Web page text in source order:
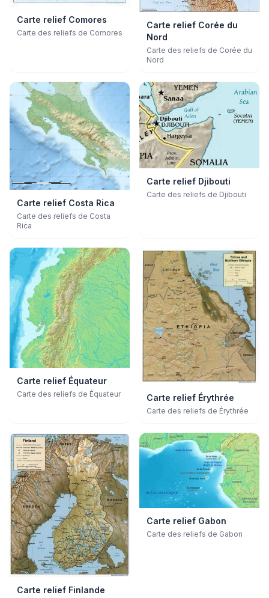
Carte relief Comores
Carte des reliefs de Comores
Carte relief Corée du
Nord
Carte des reliefs de Corée du
Nord
Carte relief Costa Rica
Carte des reliefs de Costa
Rica
Carte relief Djibouti
Carte des reliefs de Djibouti
Carte relief Équateur
Carte des reliefs de Équateur Carte relief Érythrée
Carte des reliefs de Érythrée
Carte relief Finlande
Carte relief Gabon
Carte des reliefs de Gabon